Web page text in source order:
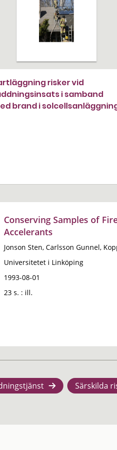
risker vid
i samband
brand i
Conserving Samples of
Accelerants
Jonson Sten, Carlsson Gunnel,
Universitetet i Linköping
1993-08-01
23 s. : ill.
Särskilda